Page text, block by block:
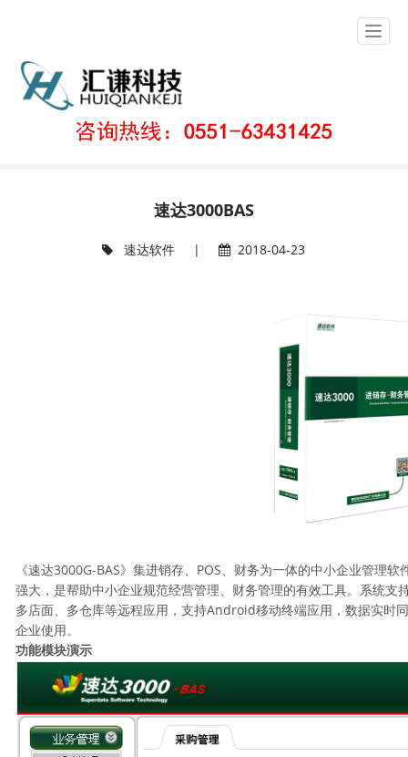
速达软件
当前位置：首页>>主营产品>>速达软件
速达3000BAS
速达软件 | 2018-04-23
《速达3000G-BAS》集进销存、POS、财务为一体的中小企业管理
强大，是帮助中小企业规范经营管理、财务管理的有效工具。系统
多店面、多仓库等远程应用，支持Android移动终端应用，数据实时
企业使用。
功能模块演示